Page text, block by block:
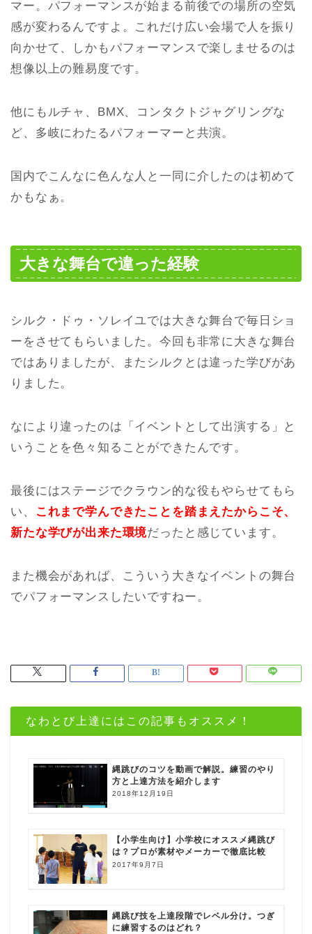
マー。パフォーマンスが始まる前後での場所の空気
感が変わるんですよ。これだけ広い会場で人を振り
向かせて、しかもパフォーマンスで楽しませるのは
想像以上の難易度です。
他にもルチャ、BMX、コンタクトジャグリングな
ど、多岐にわたるパフォーマーと共演。
国内でこんなに色んな人と一同に介したのは初めて
かもなぁ。
大きな舞台で違った経験
シルク・ドゥ・ソレイユでは大きな舞台で毎日ショ
ーをさせてもらいました。今回も非常に大きな舞台
ではありましたが、またシルクとは違った学びがあ
りました。
なにより違ったのは「イベントとして出演する」と
いうことを色々知ることができたんです。
最後にはステージでクラウン的な役もやらせてもら
い、
これまで学んできたことを踏まえたからこそ、
新たな学びが出来た環境だったと感じています。
また機会があれば、こういう大きなイベントの舞台
でパフォーマンスしたいですねー。
なわとび上達にはこの記事もオススメ！
縄跳びのコツを動画で解説。練習のやり
方と上達方法を紹介します
2018年12月19日
【小学生向け】小学校にオススメ縄跳び
は？プロが素材やメーカーで徹底比較
2017年9月7日
縄跳び技を上達段階でレベル分け。つぎ
に練習するのはどれ？